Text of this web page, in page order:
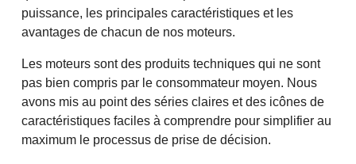
puissance, les principales caractéristiques et les
avantages de chacun de nos moteurs.
Les moteurs sont des produits techniques qui ne sont
pas bien compris par le consommateur moyen. Nous
avons mis au point des séries claires et des icônes de
caractéristiques faciles à comprendre pour simplifier au
maximum le processus de prise de décision.